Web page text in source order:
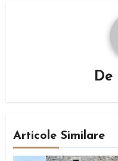
De
Articole Similare